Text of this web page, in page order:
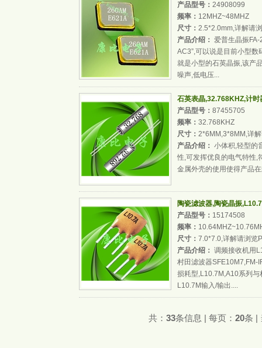
产品型号： 24908099
频率： 12MHZ~48MHZ
尺寸： 2.5*2.0mm,详解请
产品介绍： 爱普生晶振
AC3”,可以说是目前小型
就是小型的石英晶振,该产
噪声,低电压...
石英表晶,32.768KHZ,计时
产品型号： 87455705
频率： 32.768KHZ
尺寸： 2*6MM,3*8MM,详
产品介绍： 小体积,轻型的
性,可发挥优良的电气特性,
金属外壳的使用使得产品
陶瓷滤波器,陶瓷晶振
产品型号： 15174508
频率：
尺寸： 7.0*7.0,详解请浏览
产品介绍： 调频接收机用
村田滤波器SFE10M7,FM-
损耗型,L10.7M,A10系列
L10.7M输入/输出....
共： 33条信息 | 每页： 20条 |